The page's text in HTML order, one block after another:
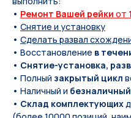
• Ремонт Вашей рейки от
• Снятие и установку
• Сделать развал
• Восстановление в
• Снятие-установка,
• Полный закрытый цикл
• Наличный и безналичный
• Склад комплектующих